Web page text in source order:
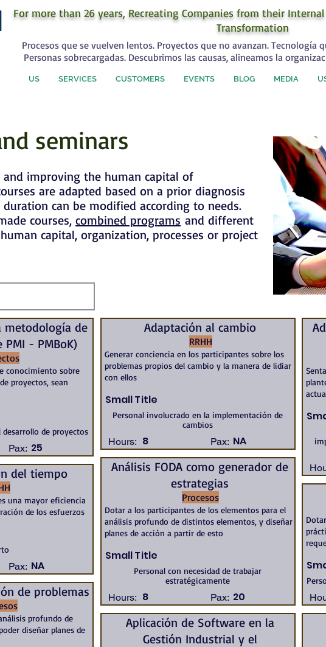
For more than 26 years, Recreating Companies from their
Transformation
Procesos que se vuelven lentos. Proyectos que no avanzan. Tecnología
Personas sobrecargadas. Descubrimos las causas, alineamos la
US SERVICES CUSTOMERS EVENTS BLOG MEDIA
seminars
improving the human capital of
are adapted based on a prior diagnosis
can be modified according to needs.
courses, combined programs and different
capital, organization, processes or project
metodología de
PMI - PMBoK)
conocimiento sobre
proyectos, sean
de proyectos
Pax: 25
del tiempo
una mayor eficiencia
de los esfuerzos
Pax: NA
de problemas
profundo de
diseñar planes de
Adaptación al cambio
RRHH
Generar conciencia en los participantes sobre los
problemas propios del cambio y la manera de lidiar
con ellos
Small Title
Personal involucrado en la implementación de
cambios
Hours: 8 Pax: NA
Análisis FODA como generador de
estrategias
Procesos
Dotar a los participantes de los elementos para el
análisis profundo de distintos elementos, y diseñar
planes de acción a partir de esto
Small Title
Personal con necesidad de trabajar
estratégicamente
Hours: 8 Pax: 20
Aplicación de Software en la
Gestión Industrial y el